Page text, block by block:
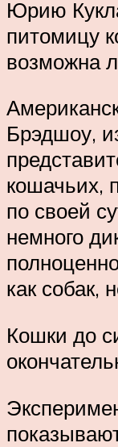
Юрию
питомицу
возможна
Брэдшоу,
кошачьих,
по своей
немного
как собак,
Кошки до